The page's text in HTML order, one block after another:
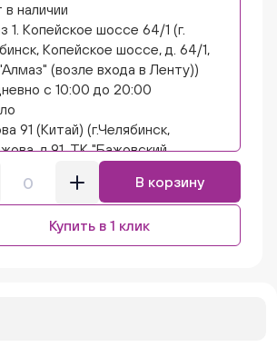
наличии
1. Копейское шоссе 64/1 (г.
Копейское шоссе, д. 64/1,
(возле входа в Ленту))
с 10:00 до 20:00
91 (Китай) (г.Челябинск,
д.91, ТК "Бажовский,
"Кисло-сладкий Ниндзя")
с 10:00 до 20:00
наличии
91 Цветы (г. Челябинск,
д91/1 (на парковке))
В корзину
Купить в 1 клик